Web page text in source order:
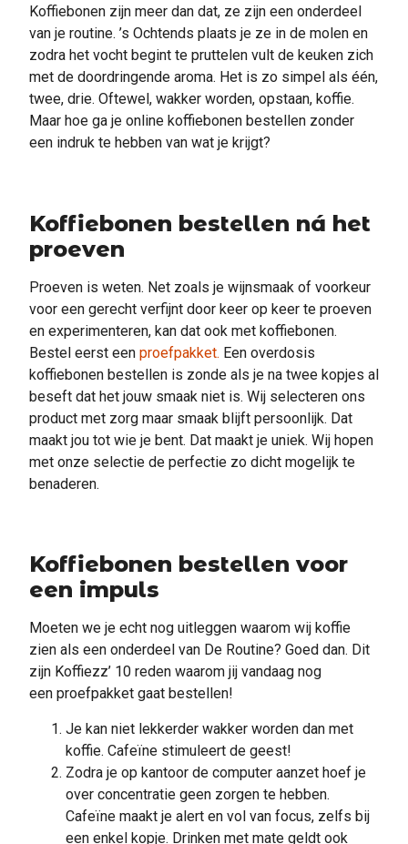
Koffiebonen zijn meer dan dat, ze zijn een onderdeel
van je routine. ’s Ochtends plaats je ze in de molen en
zodra het vocht begint te pruttelen vult de keuken zich
met de doordringende aroma. Het is zo simpel als één,
twee, drie. Oftewel, wakker worden, opstaan, koffie.
Maar hoe ga je online koffiebonen bestellen zonder
een indruk te hebben van wat je krijgt?
Koffiebonen bestellen ná het
proeven
Proeven is weten. Net zoals je wijnsmaak of voorkeur
voor een gerecht verfijnt door keer op keer te proeven
en experimenteren, kan dat ook met koffiebonen.
Bestel eerst een proefpakket. Een overdosis
koffiebonen bestellen is zonde als je na twee kopjes al
beseft dat het jouw smaak niet is. Wij selecteren ons
product met zorg maar smaak blijft persoonlijk. Dat
maakt jou tot wie je bent. Dat maakt je uniek. Wij hopen
met onze selectie de perfectie zo dicht mogelijk te
benaderen.
Koffiebonen bestellen voor
een impuls
Moeten we je echt nog uitleggen waarom wij koffie
zien als een onderdeel van De Routine? Goed dan. Dit
zijn Koffiezz’ 10 reden waarom jij vandaag nog
een proefpakket gaat bestellen!
Je kan niet lekkerder wakker worden dan met
koffie. Cafeïne stimuleert de geest!
Zodra je op kantoor de computer aanzet hoef je
over concentratie geen zorgen te hebben.
Cafeïne maakt je alert en vol van focus, zelfs bij
een enkel kopje. Drinken met mate geldt ook